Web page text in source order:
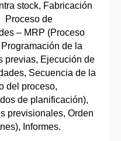
stock, Fabricación
Proceso de
– MRP (Proceso
de la
previas, Ejecución de
Secuencia de la
del proceso,
de planificación),
previsionales, Orden
Informes.